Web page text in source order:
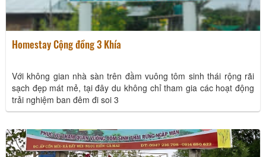
Homestay Cộng đồng 3 Khía
Với không gian nhà sàn trên đầm vuông tôm sinh thái rộng rãi
sạch đẹp mát mẻ, tại đây du không chỉ tham gia các hoạt động
trải nghiệm ban đêm đi soi 3